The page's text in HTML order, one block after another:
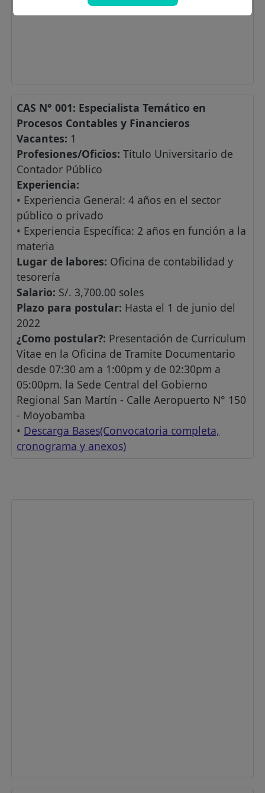
CAS N° 001: Especialista Temático en
Procesos Contables y Financieros
Vacantes: 1
Profesiones/Oficios: Título Universitario de
Contador Público
Experiencia:
• Experiencia General: 4 años en el sector
público o privado
• Experiencia Específica: 2 años en función a la
materia
Lugar de labores: Oficina de contabilidad y
tesorería
Salario: S/. 3,700.00 soles
Plazo para postular: Hasta el 1 de junio del
2022
¿Como postular?: Presentación de Curriculum
Vitae en la Oficina de Tramite Documentario
desde 07:30 am a 1:00pm y de 02:30pm a
05:00pm. la Sede Central del Gobierno
Regional San Martín - Calle Aeropuerto N° 150
- Moyobamba
• Descarga Bases(Convocatoria completa,
cronograma y anexos)